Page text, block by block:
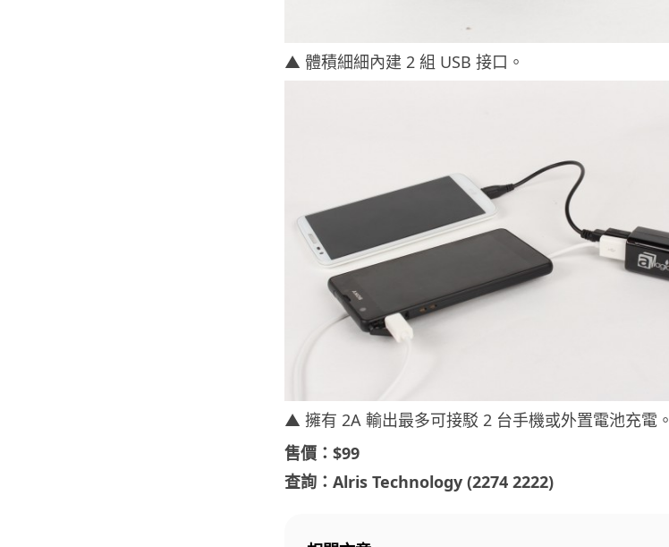
▲ 體積細細內建 2 組 USB 接口。
▲ 擁有 2A 輸出最多可接駁 2 台手機或外置電池充電。
售價：$99
查詢： Alris Technology (2274 2222)